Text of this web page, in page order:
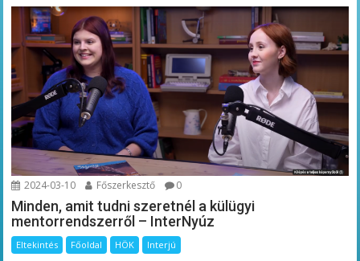
2024-03-10 Főszerkesztő 0
Minden, amit tudni szeretnél a külügyi
mentorrendszerről – InterNyúz
Eltekintés Főoldal HÖK Interjú